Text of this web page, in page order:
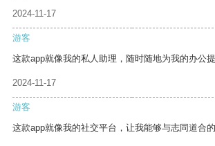
2024-11-17
游客
这款app就像我的私人助理，随时随地为我的办公提
2024-11-17
游客
这款app就像我的社交平台，让我能够与志同道合的